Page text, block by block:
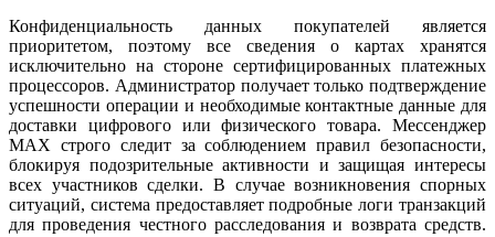
Конфиденциальность данных покупателей является
приоритетом, поэтому все сведения о картах хранятся
исключительно на стороне сертифицированных платежных
процессоров. Администратор получает только подтверждение
успешности операции и необходимые контактные данные для
доставки цифрового или физического товара. Мессенджер
MAX строго следит за соблюдением правил безопасности,
блокируя подозрительные активности и защищая интересы
всех участников сделки. В случае возникновения спорных
ситуаций, система предоставляет подробные логи транзакций
для проведения честного расследования и возврата средств.